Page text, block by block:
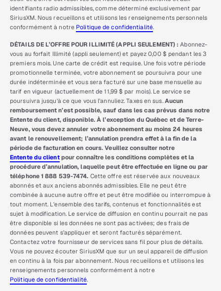
identifiants radio admissibles, comme déterminé exclusivement par
SiriusXM. Nous recueillons et utilisons les renseignements personnels
conformément à notre Politique de confidentialité.
DÉTAILS DE L’OFFRE POUR ILLIMITÉ (APPLI SEULEMENT) : Abonnez-
vous au forfait Illimité (appli seulement) et payez 0,00 $ pendant les 3
premiers mois. Une carte de crédit est requise. Une fois votre période
promotionnelle terminée, votre abonnement se poursuivra pour une
durée indéterminée et vous sera facturé sur une base mensuelle au
tarif en vigueur (actuellement de 11,99 $ par mois). Le service se
poursuivra jusqu’à ce que vous l’annuliez. Taxes en sus.Aucun
remboursement n’est possible, sauf dans les cas prévus dans notre
Entente du client, disponible. À l’exception du Québec et de Terre-
Neuve, vous devez annuler votre abonnement au moins 24 heures
avant le renouvellement; l’annulation prendra effet à la fin de la
période de facturation en cours. Veuillez consulter notre
Entente du clientpour connaître les conditions complètes et la
procédure d’annulation, laquelle peut être effectuée en ligne ou par
téléphone 1 888 539-7474. Cette offre est réservée aux nouveaux
abonnés et aux anciens abonnés admissibles. Elle ne peut être
combinée à aucune autre offre et peut être modifiée ou interrompue à
tout moment. L’ensemble des tarifs, contenus et fonctionnalités est
sujet à modification. Le service de diffusion en continu pourrait ne pas
être disponible si les données ne sont pas activées; des frais de
données peuvent s’appliquer et seront facturés séparément.
Contactez votre fournisseur de services sans fil pour plus de détails.
Vous ne pouvez écouter SiriusXM que sur un seul appareil de diffusion
en continu à la fois par abonnement. Nous recueillons et utilisons les
renseignements personnels conformément à notre
Politique de confidentialité.